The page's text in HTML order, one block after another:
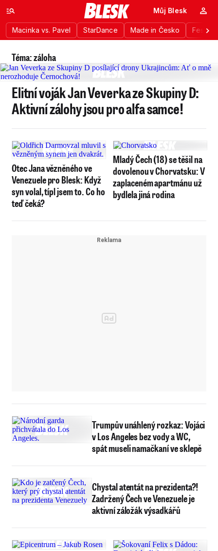
Macinka vs. Pavel StarDance Made in Česko
Můj Blesk
Téma: záloha
Elitní voják Jan Veverka ze Skupiny D:
Aktivní zálohy jsou pro alfa samce!
Otec Jana vězněného ve
Venezuele pro Blesk: Když
syn volal, típl jsem to. Co ho
teď čeká?
Mladý Čech (18) se těšil na
dovolenou v Chorvatsku: V
zaplaceném apartmánu už
bydlela jiná rodina
Trumpův unáhlený rozkaz: Vojáci
v Los Angeles bez vody a WC,
spát museli namačkaní ve sklepě
Chystal atentát na prezidenta?!
Zadržený Čech ve Venezuele je
aktivní záložák výsadkářů